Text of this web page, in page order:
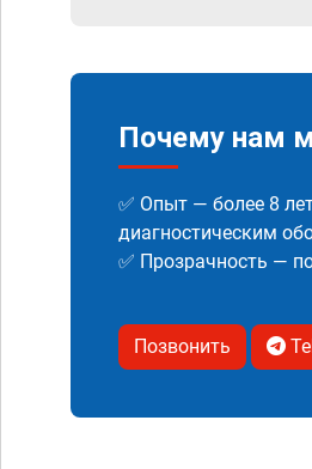
Почему нам
✅ Опыт — более 8
диагностическим
✅ Прозрачность —
Позвонить